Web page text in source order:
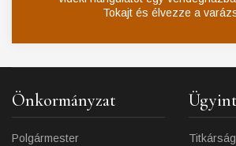
Tokajt és élvezze a
Önkormányzat
Polgármester
Titkárság